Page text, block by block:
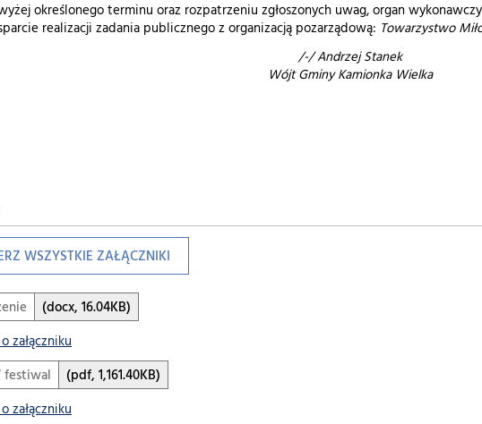
określonego terminu oraz rozpatrzeniu zgłoszonych uwag, organ
realizacji zadania publicznego z organizacją pozarządową: Towarzystwo
/-/ Andrzej Stanek
Wójt Gminy Kamionka Wielka
WSZYSTKIE ZAŁĄCZNIKI
(docx, 16.04KB)
załączniku
festiwal
(pdf, 1,161.40KB)
załączniku